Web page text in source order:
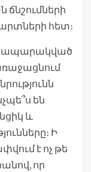
հետ։
են
և
Ի
է ոչ թե
որ